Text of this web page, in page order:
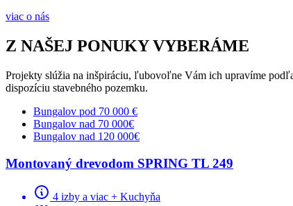
viac o nás
Z NAŠEJ PONUKY VYBERÁME
Projekty slúžia na inšpiráciu, ľubovoľne Vám ich upravíme
dispozíciu stavebného pozemku.
Bungalov pod 70 000 €
Bungalov nad 70 000€
Bungalov nad 120 000€
Montovaný drevodom SPRING TL 249
4 izby a viac + Kuchyňa